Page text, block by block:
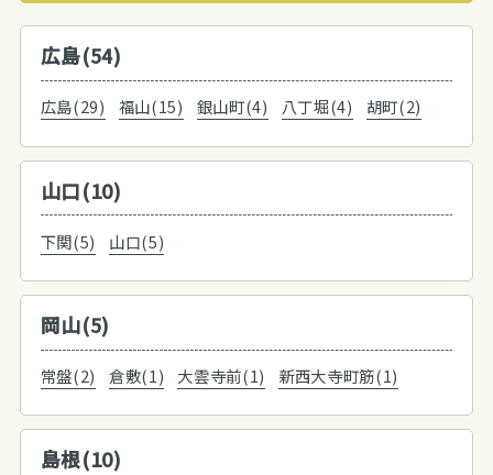
広島(54)
広島(29) 福山(15) 銀山町(4) 八丁堀(4) 胡町(2)
山口(10)
下関(5) 山口(5)
岡山(5)
常盤(2) 倉敷(1) 大雲寺前(1) 新西大寺町筋(1)
島根(10)